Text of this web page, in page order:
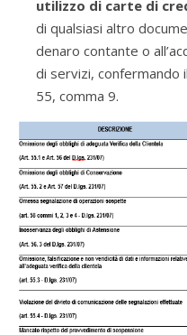
utilizzo di carte di
di qualsiasi altro
denaro contante o
di servizi, confermando
55, comma 9.